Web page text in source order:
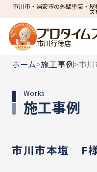
市川市・浦安市の外壁塗装・
ズ
市川行徳店
ホーム>施工事例>市
施工事例
Works
市川市本塩 F